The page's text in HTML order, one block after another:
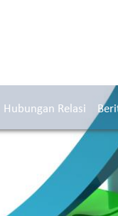
Hubungan Relasi